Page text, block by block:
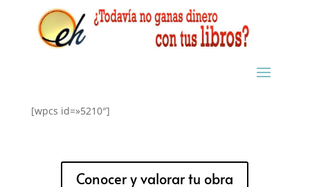
[wpcs id=»5210″]
Conocer y valorar tu obra